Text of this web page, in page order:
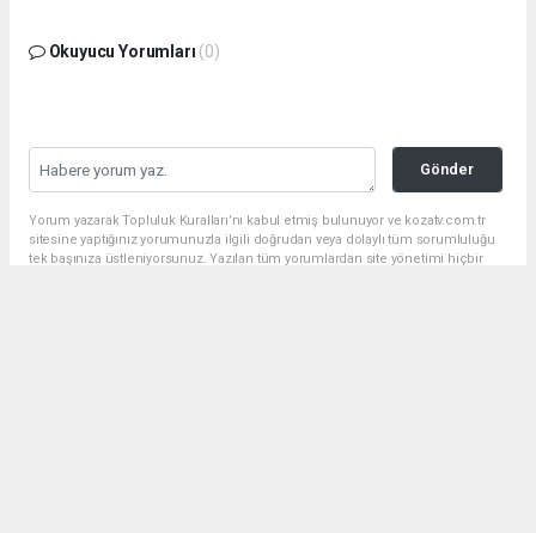
Okuyucu Yorumları (0)
Gönder
Yorum yazarak Topluluk Kuralları’nı kabul etmiş bulunuyor ve kozatv.com.tr
sitesine yaptığınız yorumunuzla ilgili doğrudan veya dolaylı tüm sorumluluğu
tek başınıza üstleniyorsunuz. Yazılan tüm yorumlardan site yönetimi hiçbir